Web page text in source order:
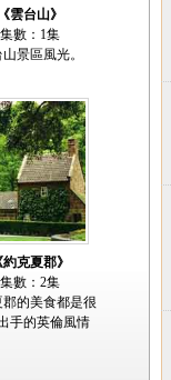
《雲台山》
集數：1集
景區風光。
約克夏郡》
集數：2集
郡的美食都是很
手的英倫風情